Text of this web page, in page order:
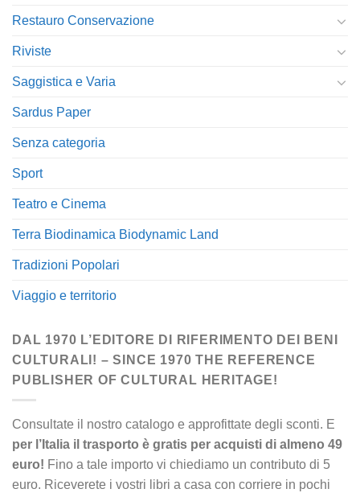
Restauro Conservazione
Riviste
Saggistica e Varia
Sardus Paper
Senza categoria
Sport
Teatro e Cinema
Terra Biodinamica Biodynamic Land
Tradizioni Popolari
Viaggio e territorio
DAL 1970 L’EDITORE DI RIFERIMENTO DEI BENI
CULTURALI! – SINCE 1970 THE REFERENCE
PUBLISHER OF CULTURAL HERITAGE!
Consultate il nostro catalogo e approfittate degli sconti. E
per l’Italia il trasporto è gratis per acquisti di almeno 49
euro! Fino a tale importo vi chiediamo un contributo di 5
euro. Riceverete i vostri libri a casa con corriere in pochi